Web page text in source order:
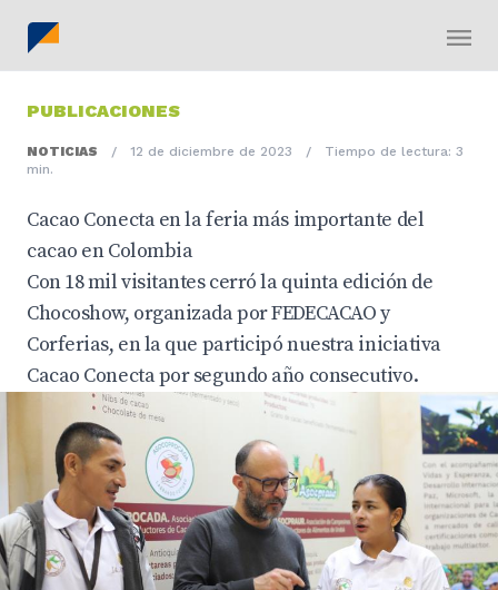
PUBLICACIONES
NOTICIAS / 12 de diciembre de 2023 /
Tiempo de lectura: 3
min.
Cacao Conecta en la feria más importante del
cacao en Colombia
Con 18 mil visitantes cerró la quinta edición de
Chocoshow, organizada por FEDECACAO y
Corferias, en la que participó nuestra iniciativa
Cacao Conecta por segundo año consecutivo.